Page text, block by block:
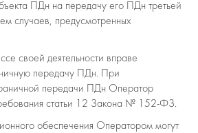
ПДн на передачу его ПДн третьей
случаев, предусмотренных
своей деятельности вправе
передачу ПДн. При
передачи ПДн Оператор
статьи 12 Закона № 152-ФЗ.
обеспечения Оператором могут